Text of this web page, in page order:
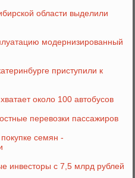
области выделили
модернизированный
приступили к
около 100 автобусов
перевозки пассажиров
семян -
инвесторы с 7,5 млрд рублей